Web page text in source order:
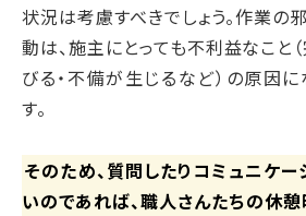
状況は考慮すべきでしょう。作業の
動は、施主にとっても不利益なこと
びる・不備が生じるなど）の原因
す。
そのため、質問したりコミュニケー
いのであれば、職人さんたちの休憩